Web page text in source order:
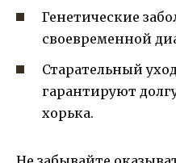
Генетические
своевременной
Старательный
гарантируют
хорька.